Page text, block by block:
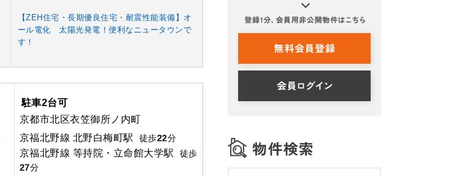
【ZEH住宅・長期優良住宅・耐震性能装備】オ
ール電化 太陽光発電！便利なニュータウンで
す！
駐車2台可
京都市北区衣笠御所ノ内町
京福北野線 北野白梅町駅
徒歩22分
京福北野線 等持院・立命館大学駅
徒歩
27分